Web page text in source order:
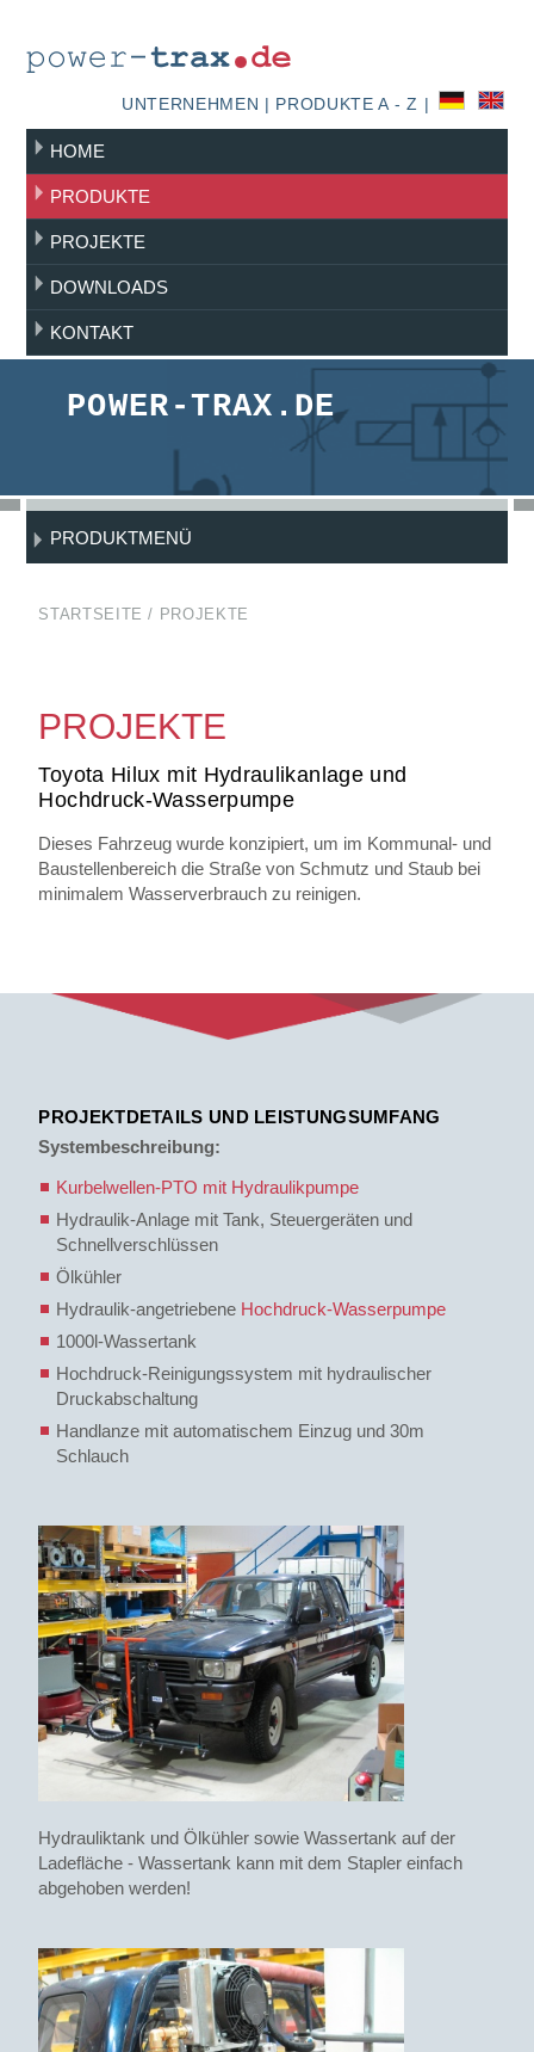
UNTERNEHMEN | PRODUKTE A - Z |
HOME
PRODUKTE
PROJEKTE
DOWNLOADS
KONTAKT
POWER-TRAX.DE
PRODUKTMENÜ
STARTSEITE / PROJEKTE
PROJEKTE
Toyota Hilux mit Hydraulikanlage und
Hochdruck-Wasserpumpe
Dieses Fahrzeug wurde konzipiert, um im Kommunal- und
Baustellenbereich die Straße von Schmutz und Staub bei
minimalem Wasserverbrauch zu reinigen.
PROJEKTDETAILS UND LEISTUNGSUMFANG
Systembeschreibung:
Kurbelwellen-PTO mit Hydraulikpumpe
Hydraulik-Anlage mit Tank, Steuergeräten und
Schnellverschlüssen
Ölkühler
Hydraulik-angetriebene Hochdruck-Wasserpumpe
1000l-Wassertank
Hochdruck-Reinigungssystem mit hydraulischer
Druckabschaltung
Handlanze mit automatischem Einzug und 30m
Schlauch
Hydrauliktank und Ölkühler sowie Wassertank auf der
Ladefläche - Wassertank kann mit dem Stapler einfach
abgehoben werden!